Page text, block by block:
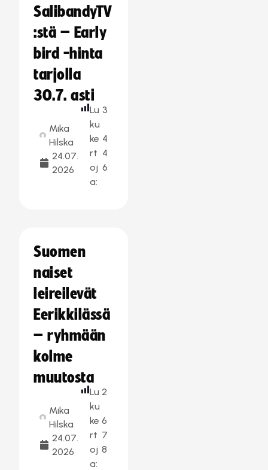
SalibandyTV
:stä – Early
bird -hinta
tarjolla
30.7. asti
Mika
Hilska
24.07.
2026
Lu
ku
ke
rt
oj
a:
3
4
4
6
Suomen
naiset
leireilevät
Eerikkilässä
– ryhmään
kolme
muutosta
Mika
Hilska
24.07.
2026
Lu
ku
ke
rt
oj
a:
2
6
7
8